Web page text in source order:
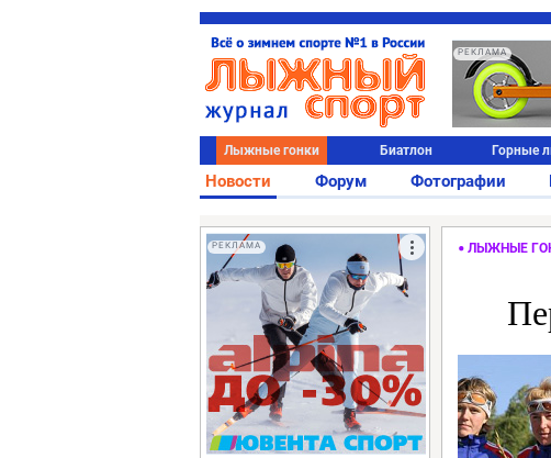
РЕКЛАМА
Лыжные гонки Биатлон Горные
Новости Форум Фотографии
РЕКЛАМА ЛЫЖНЫЕ